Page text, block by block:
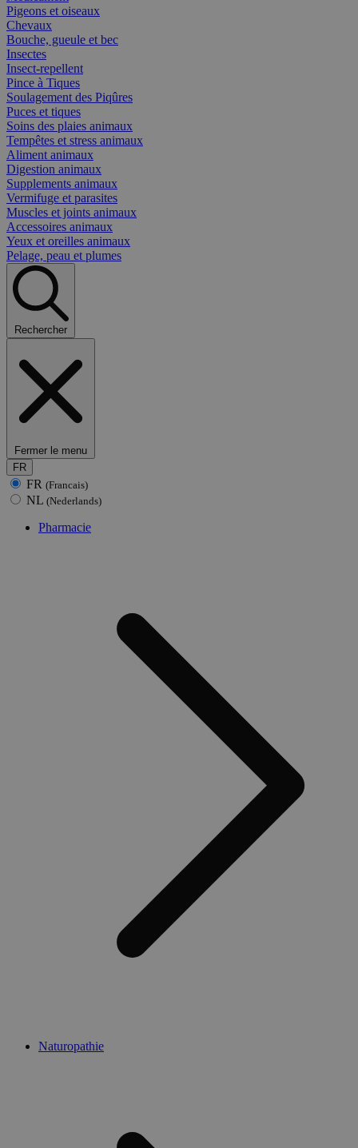
Pigeons et oiseaux
Chevaux
Bouche, gueule et bec
Insectes
Insect-repellent
Pince à Tiques
Soulagement des Piqûres
Puces et tiques
Soins des plaies animaux
Tempêtes et stress animaux
Aliment animaux
Digestion animaux
Supplements animaux
Vermifuge et parasites
Muscles et joints animaux
Accessoires animaux
Yeux et oreilles animaux
Pelage, peau et plumes
Rechercher
Fermer le menu
FR
FR (Francais)
NL (Nederlands)
Pharmacie
Naturopathie